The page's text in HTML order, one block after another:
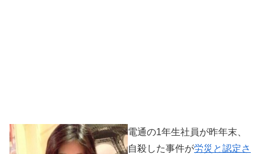
電通の1年生社員が昨年末、
自殺した事件が労災と認定さ